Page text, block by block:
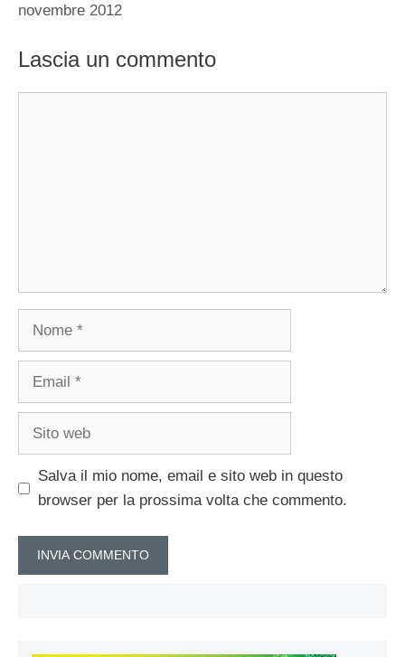
novembre 2012
Lascia un commento
Nome
Email
Sito
Salva il mio nome, email e sito web in questo
browser per la prossima volta che commento.